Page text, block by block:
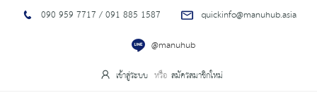
090 959 7717 / 091 885 1587
quickinfo@manuhub.asia
@manuhub
เข้าสู่ระบบ สมัครสมาชิกใหม่